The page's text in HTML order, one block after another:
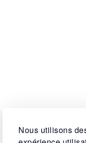
Nous utilisons